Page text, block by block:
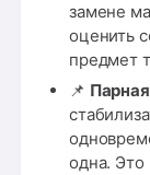
замене
оценить
предмет
📌
одна. Это